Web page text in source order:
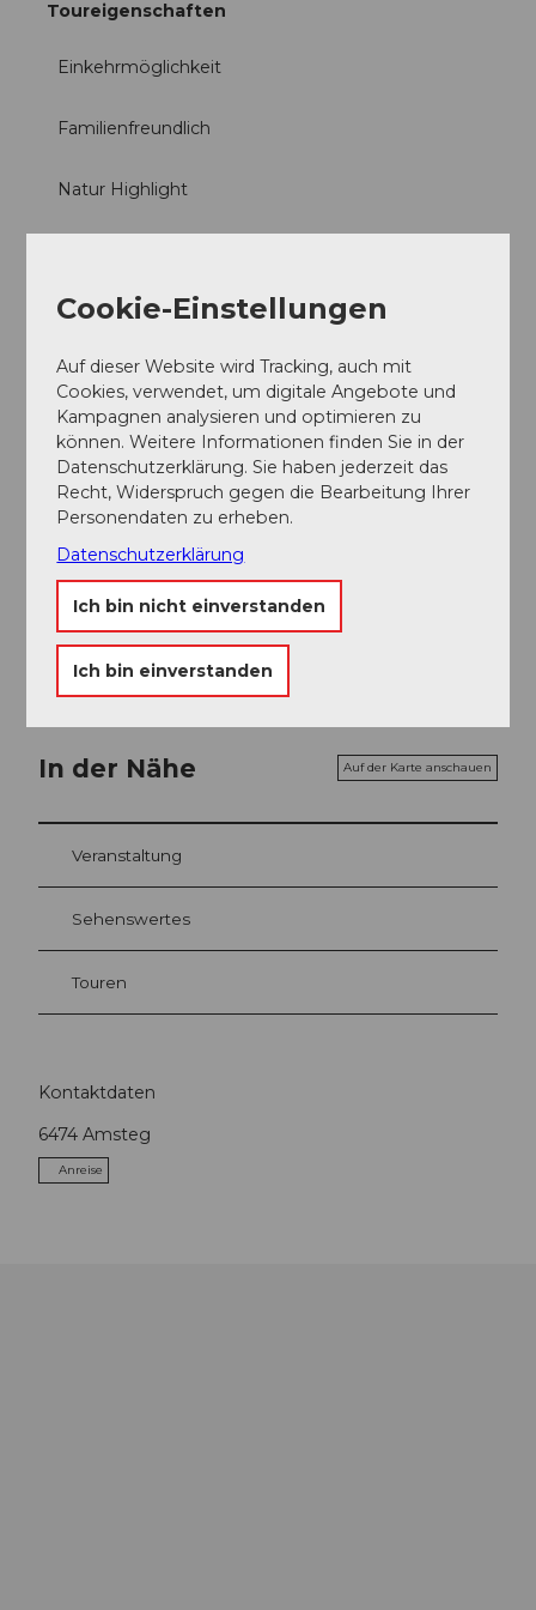
Toureigenschaften
Einkehrmöglichkeit
Familienfreundlich
Natur Highlight
Autor:in
Organisation
Verein Urner Wanderwege
Unser Tipp
Die Tour ist durchgehend mit Nr. 412 signalisiert.
Karte
In der Nähe Auf der Karte anschauen
Veranstaltung
Sehenswertes
Touren
Kontaktdaten
6474 Amsteg
Anreise
Cookie-Einstellungen
Auf dieser Website wird Tracking, auch mit
Cookies, verwendet, um digitale Angebote und
Kampagnen analysieren und optimieren zu
können. Weitere Informationen finden Sie in der
Datenschutzerklärung. Sie haben jederzeit das
Recht, Widerspruch gegen die Bearbeitung Ihrer
Personendaten zu erheben.
Datenschutzerklärung
Ich bin nicht einverstanden
Ich bin einverstanden